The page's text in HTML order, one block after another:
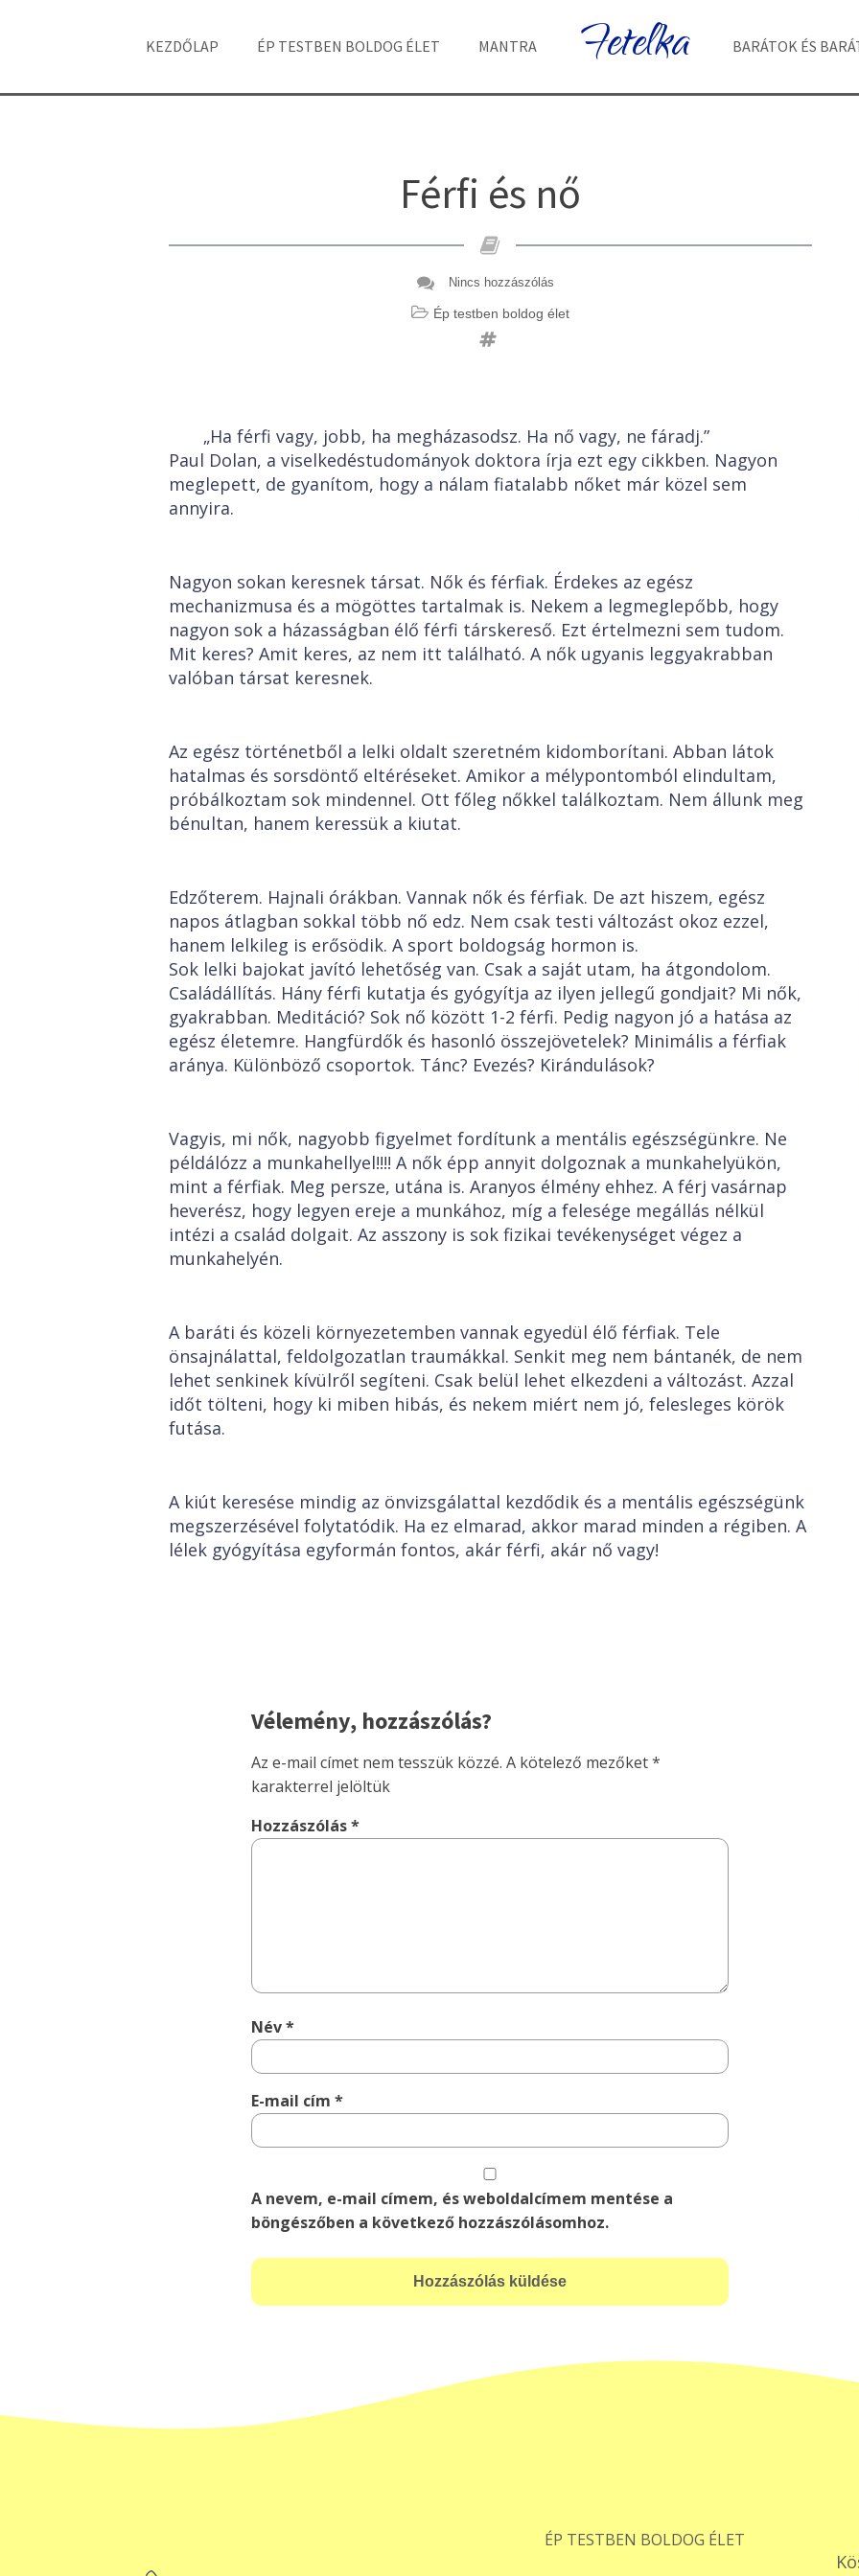
KEZDŐLAP ÉP TESTBEN BOLDOG ÉLET MANTRA Fetelka BARÁTOK ÉS
Férfi és nő
Nincs hozzászólás
Ép testben boldog élet
„Ha férfi vagy, jobb, ha megházasodsz. Ha nő vagy, ne fáradj.”
Paul Dolan, a viselkedéstudományok doktora írja ezt egy cikkben. Nagyon
meglepett, de gyanítom, hogy a nálam fiatalabb nőket már közel sem
annyira.
Nagyon sokan keresnek társat. Nők és férfiak. Érdekes az egész
mechanizmusa és a mögöttes tartalmak is. Nekem a legmeglepőbb, hogy
nagyon sok a házasságban élő férfi társkereső. Ezt értelmezni sem tudom.
Mit keres? Amit keres, az nem itt található. A nők ugyanis leggyakrabban
valóban társat keresnek.
Az egész történetből a lelki oldalt szeretném kidomborítani. Abban látok
hatalmas és sorsdöntő eltéréseket. Amikor a mélypontomból elindultam,
próbálkoztam sok mindennel. Ott főleg nőkkel találkoztam. Nem állunk meg
bénultan, hanem keressük a kiutat.
Edzőterem. Hajnali órákban. Vannak nők és férfiak. De azt hiszem, egész
napos átlagban sokkal több nő edz. Nem csak testi változást okoz ezzel,
hanem lelkileg is erősödik. A sport boldogság hormon is.
Sok lelki bajokat javító lehetőség van. Csak a saját utam, ha átgondolom.
Családállítás. Hány férfi kutatja és gyógyítja az ilyen jellegű gondjait? Mi nők,
gyakrabban. Meditáció? Sok nő között 1-2 férfi. Pedig nagyon jó a hatása az
egész életemre. Hangfürdők és hasonló összejövetelek? Minimális a férfiak
aránya. Különböző csoportok. Tánc? Evezés? Kirándulások?
Vagyis, mi nők, nagyobb figyelmet fordítunk a mentális egészségünkre. Ne
példálózz a munkahellyel!!!! A nők épp annyit dolgoznak a munkahelyükön,
mint a férfiak. Meg persze, utána is. Aranyos élmény ehhez. A férj vasárnap
heverész, hogy legyen ereje a munkához, míg a felesége megállás nélkül
intézi a család dolgait. Az asszony is sok fizikai tevékenységet végez a
munkahelyén.
A baráti és közeli környezetemben vannak egyedül élő férfiak. Tele
önsajnálattal, feldolgozatlan traumákkal. Senkit meg nem bántanék, de nem
lehet senkinek kívülről segíteni. Csak belül lehet elkezdeni a változást. Azzal
időt tölteni, hogy ki miben hibás, és nekem miért nem jó, felesleges körök
futása.
A kiút keresése mindig az önvizsgálattal kezdődik és a mentális egészségünk
megszerzésével folytatódik. Ha ez elmarad, akkor marad minden a régiben. A
lélek gyógyítása egyformán fontos, akár férfi, akár nő vagy!
Vélemény, hozzászólás?
Az e-mail címet nem tesszük közzé. A kötelező mezőket*
karakterrel jelöltük
Hozzászólás*
Név*
E-mail cím*
A nevem, e-mail címem, és weboldalcímem mentése a
böngészőben a következő hozzászólásomhoz.
ÉP TESTBEN BOLDOG ÉLET